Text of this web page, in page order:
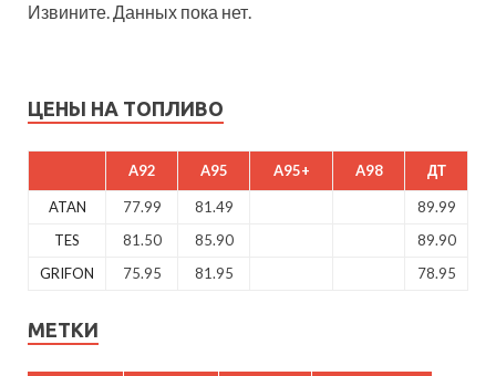
Извините. Данных пока нет.
ЦЕНЫ НА ТОПЛИВО
A92 A95 A95+ A98 ДТ
ATAN 77.99 81.49
89.99
TES
81.50 85.90
89.90
GRIFON
75.95 81.95 78.95
МЕТКИ